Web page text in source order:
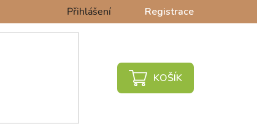
Přihlášení Registrace
NÁKUPNÍ